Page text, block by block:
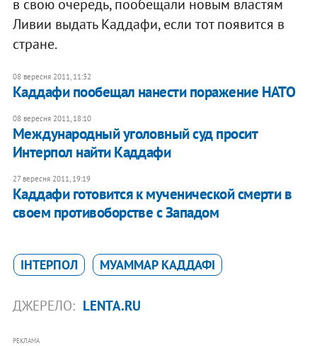
в свою очередь, пообещали новым властям
Ливии выдать Каддафи, если тот появится в
стране.
08 вересня 2011, 11:32
Каддафи пообещал нанести поражение НАТО
08 вересня 2011, 18:10
Международный уголовный суд просит
Интерпол найти Каддафи
27 вересня 2011, 19:19
Каддафи готовится к мученической смерти в
своем противоборстве с Западом
ІНТЕРПОЛ МУАММАР КАДДАФІ
ДЖЕРЕЛО: LENTA.RU
РЕКЛАМА